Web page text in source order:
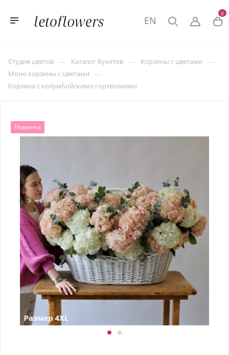
0
EN
Студия цветов — Каталог букетов — Корзины с цветами —
Моно корзины с цветами —
Корзина с колумбийскими гортензиями
Новинка